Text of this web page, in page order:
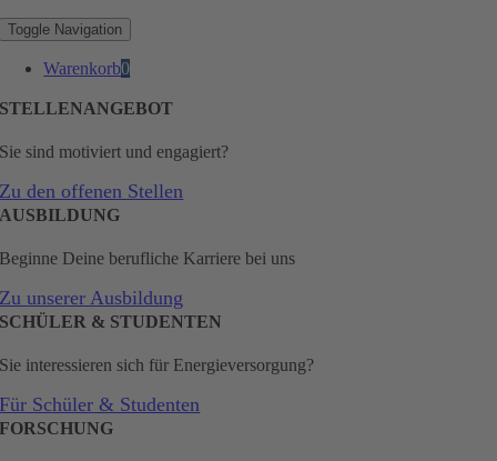
Toggle Navigation
Warenkorb0
STELLENANGEBOT
Sie sind motiviert und engagiert?
Zu den offenen Stellen
AUSBILDUNG
Beginne Deine berufliche Karriere bei uns
Zu unserer Ausbildung
SCHÜLER & STUDENTEN
Sie interessieren sich für Energieversorgung?
Für Schüler & Studenten
FORSCHUNG